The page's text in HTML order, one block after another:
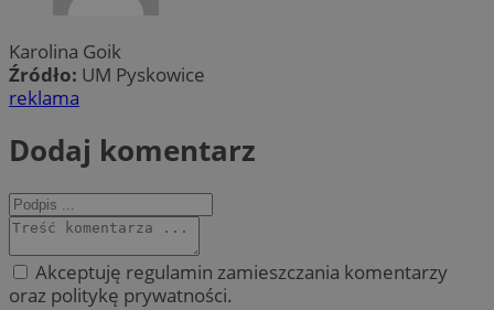
Karolina Goik
Źródło: UM Pyskowice
reklama
Dodaj komentarz
Akceptuję regulamin zamieszczania komentarzy
oraz politykę prywatności.